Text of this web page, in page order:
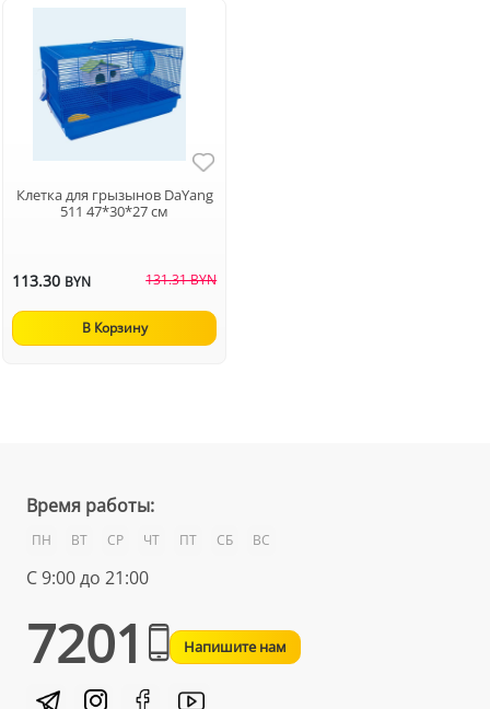
Клетка для грызынов DaYang
511 47*30*27 см
113.30 BYN 131.31 BYN
В Корзину
Время работы:
ПН ВТ СР ЧТ ПТ СБ ВС
С 9:00 до 21:00
7201 Напишите нам